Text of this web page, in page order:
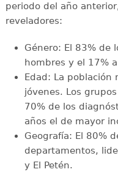
periodo del año
reveladores:
Género: El 83% de
hombres y el 17%
Edad: La población
jóvenes. Los
70% de los
años el de mayor
Geografía: El 80%
departamentos,
y El Petén.